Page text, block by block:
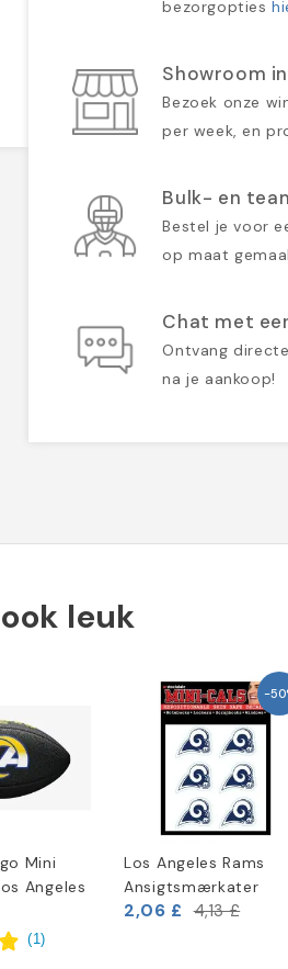
bezorgopties
Showroom
Bezoek onze
per week, en
Bulk- en
Bestel je voor
op maat
Chat met
Ontvang
na je aankoop!
leuk
Mini
Angeles
(1)
-
Los Angeles Rams
Ansigtsmærkater
2,06 £ 4,13 £